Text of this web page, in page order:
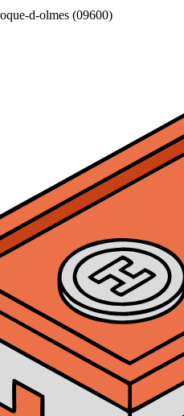
d-olmes (09600)